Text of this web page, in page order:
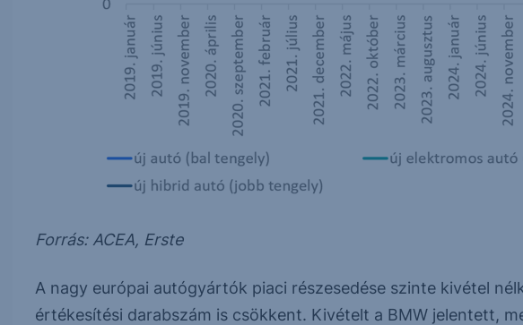
Forrás: ACEA, Erste
A nagy európai autógyártók piaci részesedése szinte kivétel
értékesítési darabszám is csökkent. Kivételt a BMW jelentett,